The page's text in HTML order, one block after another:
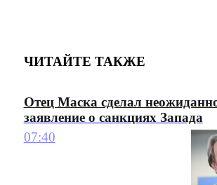
ЧИТАЙТЕ ТАКЖЕ
Отец Маска сделал
заявление о санкциях Запада
07:40